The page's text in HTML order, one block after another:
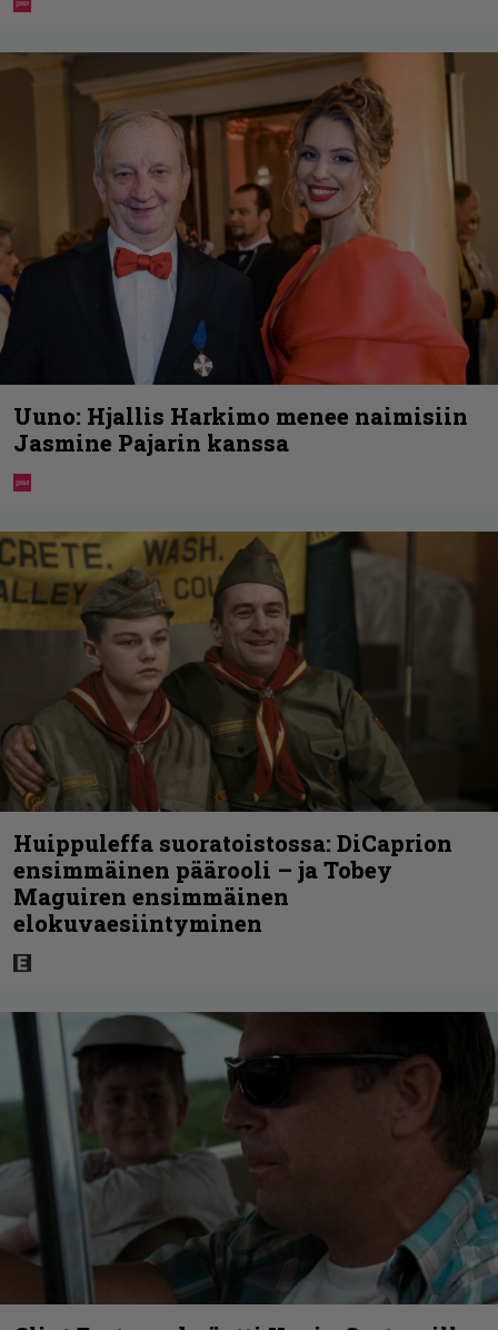
Uuno: Hjallis Harkimo menee naimisiin
Jasmine Pajarin kanssa
Huippuleffa suoratoistossa: DiCaprion
ensimmäinen päärooli – ja Tobey
Maguiren ensimmäinen
elokuvaesiintyminen